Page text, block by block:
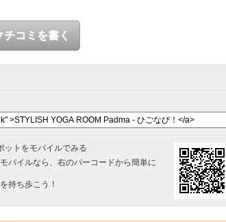
コミを書く
ットをモバイルでみる
バイルなら、右のバーコードから簡単に
持ち歩こう！